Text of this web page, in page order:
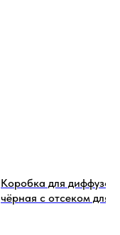
Коробка для
чёрная с отсеком для